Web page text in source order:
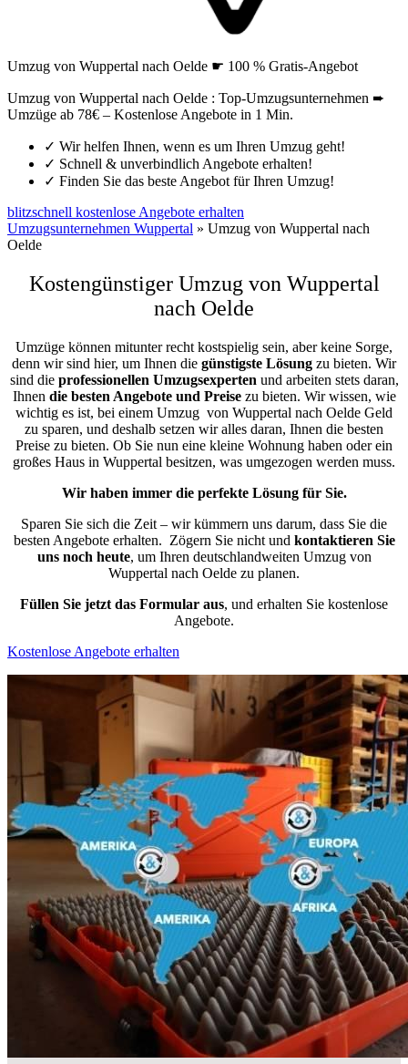
Umzug von Wuppertal nach Oelde ☛ 100 % Gratis-Angebot
Umzug von Wuppertal nach Oelde : Top-Umzugsunternehmen ➨
Umzüge ab 78€ – Kostenlose Angebote in 1 Min.
✓ Wir helfen Ihnen, wenn es um Ihren Umzug geht!
✓ Schnell & unverbindlich Angebote erhalten!
✓ Finden Sie das beste Angebot für Ihren Umzug!
blitzschnell kostenlose Angebote erhalten
Umzugsunternehmen Wuppertal » Umzug von Wuppertal nach
Oelde
Kostengünstiger Umzug von Wuppertal
nach Oelde
Umzüge können mitunter recht kostspielig sein, aber keine Sorge,
denn wir sind hier, um Ihnen die günstigste Lösung zu bieten. Wir
sind die professionellen Umzugsexperten und arbeiten stets daran,
Ihnen die besten Angebote und Preisezu bieten. Wir wissen, wie
wichtig es ist, bei einem Umzug von Wuppertal nach Oelde Geld
zu sparen, und deshalb setzen wir alles daran, Ihnen die besten
Preise zu bieten. Ob Sie nun eine kleine Wohnung haben oder ein
großes Haus in Wuppertal besitzen, was umgezogen werden muss.
Wir haben immer die perfekte Lösung für Sie.
Sparen Sie sich die Zeit – wir kümmern uns darum, dass Sie die
besten Angebote erhalten. Zögern Sie nicht und kontaktieren Sie
uns noch heute, um Ihren deutschlandweiten Umzug von
Wuppertal nach Oelde zu planen.
Füllen Sie jetzt das Formular aus, und erhalten Sie kostenlose
Angebote.
Kostenlose Angebote erhalten